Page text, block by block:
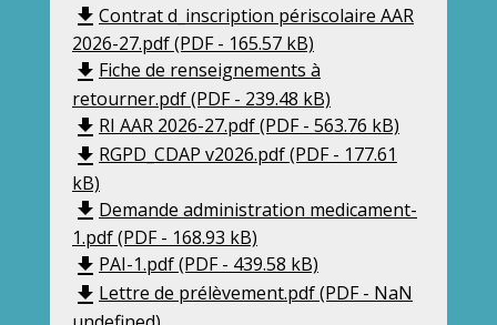
file_download Contrat d_inscription périscolaire AAR
2026-27.pdf (PDF - 165.57 kB)
file_download Fiche de renseignements à
retourner.pdf (PDF - 239.48 kB)
file_download RI AAR 2026-27.pdf (PDF - 563.76 kB)
file_download RGPD_CDAP v2026.pdf (PDF - 177.61
kB)
file_download Demande administration medicament-
1.pdf (PDF - 168.93 kB)
file_download PAI-1.pdf (PDF - 439.58 kB)
file_download Lettre de prélèvement.pdf (PDF - NaN